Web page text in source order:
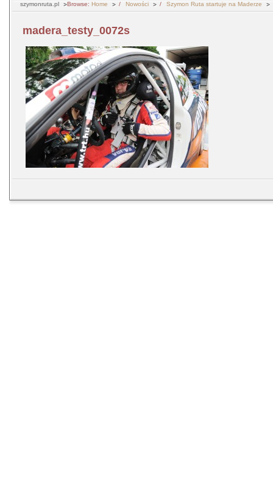
szymonruta.pl Browse: Home Nowości Szymon Ruta startuje na Maderze
madera_testy_0072s